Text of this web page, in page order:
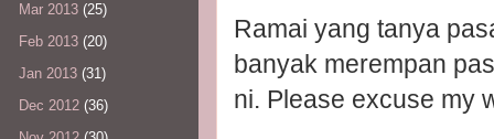
Ramai yang tanya
banyak merempan
ni. Please excuse my
Mar 2013 (25)
Feb 2013 (20)
Jan 2013 (31)
Dec 2012 (36)